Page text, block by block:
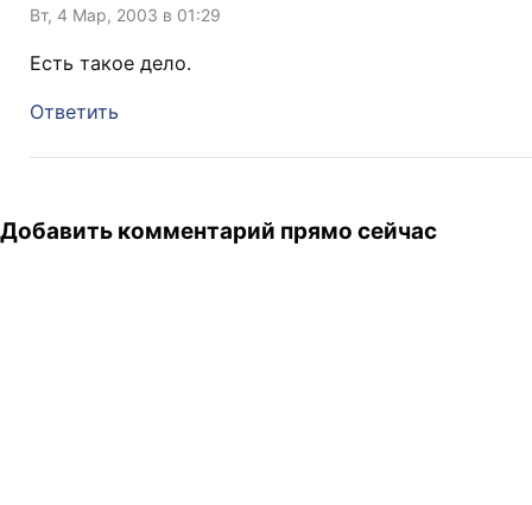
Вт, 4 Мар, 2003 в 01:29
Есть такое дело.
Ответить
Добавить комментарий прямо сейчас